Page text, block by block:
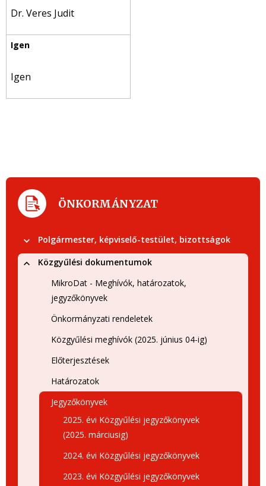
Dr. Veres Judit
Igen
ÖNKORMÁNYZAT
Polgármester, képviselő-testület, bizottságok
Közgyűlési dokumentumok
MikroDat - Meghívók, határozatok,
jegyzőkönyvek
Önkormányzati rendeletek
Közgyűlési meghívók (2025. június 04-ig)
Előterjesztések
Határozatok
Jegyzőkönyvek
2025. évi Közgyűlési jegyzőkönyvek
(2025. márciusig)
2024. évi Közgyűlési jegyzőkönyvek
2023. évi Közgyűlési jegyzőkönyvek